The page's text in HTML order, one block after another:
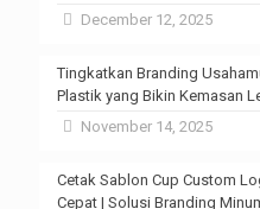
December 12, 2025
Tingkatkan Branding
Plastik yang Bikin Kemasan
November 14, 2025
Cetak Sablon Cup Custom
Cepat | Solusi Branding